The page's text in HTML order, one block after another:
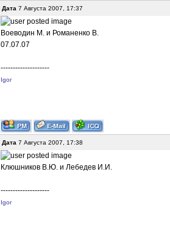
Дата 7 Августа 2007, 17:37
Воеводин М. и Романенко В.
07.07.07
--------------------
Igor
Дата 7 Августа 2007, 17:38
Клюшников В.Ю. и Лебедев И.И.
--------------------
Igor